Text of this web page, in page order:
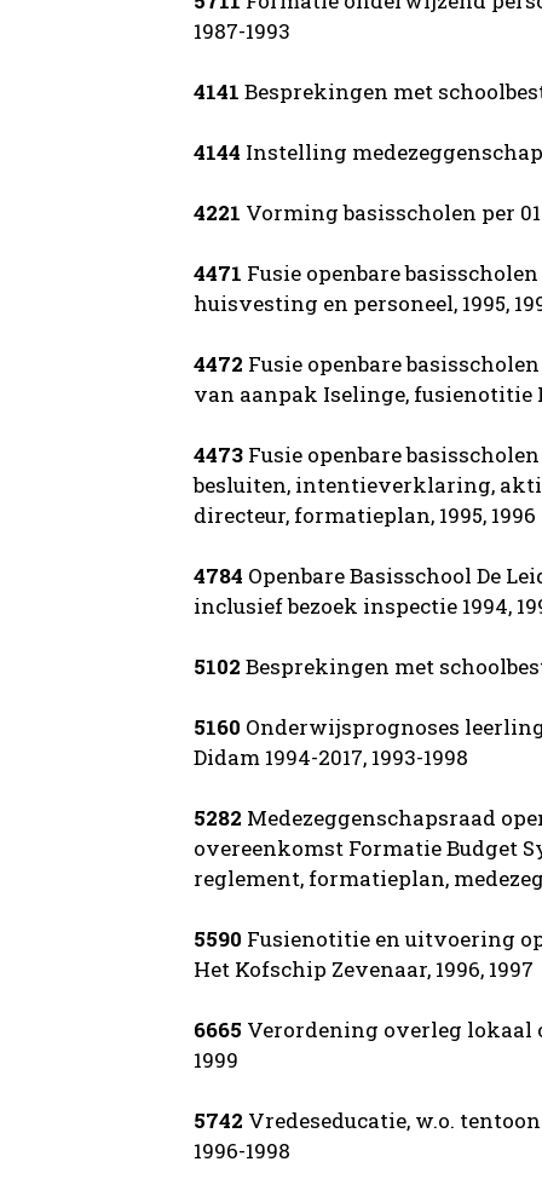
1987-1993
4141 Besprekingen met
4144 Instelling
4221 Vorming basisscholen per
4471 Fusie openbare
huisvesting en personeel, 1995,
4472 Fusie openbare
van aanpak Iselinge, fusienotitie I
4473 Fusie openbare
besluiten, intentieverklaring,
directeur, formatieplan, 1995, 1996
4784 Openbare Basisschool De
inclusief bezoek inspectie 1994,
5102 Besprekingen met
5160 Onderwijsprognoses
Didam 1994-2017, 1993-1998
5282 Medezeggenschapsraad
overeenkomst Formatie Budget
reglement, formatieplan,
5590 Fusienotitie en uitvoering
Het Kofschip Zevenaar, 1996, 1997
6665 Verordening overleg lokaal
1999
5742 Vredeseducatie, w.o.
1996-1998